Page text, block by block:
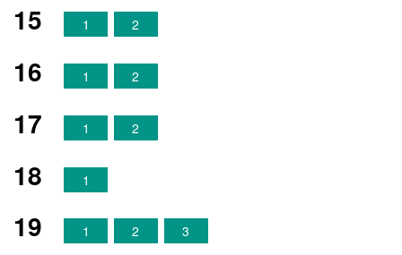
15 1 2
16 1 2
17 1 2
18 1
19 1 2 3